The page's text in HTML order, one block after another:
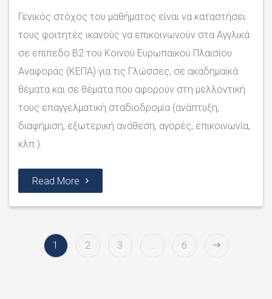
Γενικός στόχος του μαθήματος είναι να καταστήσει
τους φοιτητές ικανούς να επικοινωνούν στα Αγγλικά
σε επίπεδο Β2 του Κοινού Ευρωπαϊκού Πλαισίου
Αναφοράς (ΚΕΠΑ) για τις Γλώσσες, σε ακαδημαϊκά
θέματα και σε θέματα που αφορούν στη μελλοντική
τους επαγγελματική σταδιοδρομία (ανάπτυξη,
διαφήμιση, εξωτερική ανάθεση, αγορές, επικοινωνία,
κλπ.).
Read More
1 2 3 6